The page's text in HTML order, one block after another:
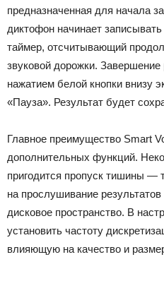
предназначенная для начала
диктофон начинает
таймер, отсчитывающий
звуковой дорожки.
нажатием белой кнопки внизу
«Пауза». Результат будет
Главное преимущество Smart
дополнительных функций.
пригодится пропуск тишины —
на прослушивание
дисковое пространство. В
установить частоту
влияющую на качество и